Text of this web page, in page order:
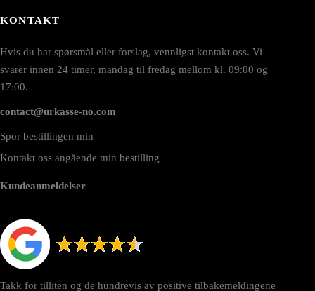
KONTAKT
Hvis du har spørsmål eller forslag, vennligst kontakt oss. Vi
svarer innen 24 timer, mandag til fredag mellom kl. 09:00 og
17:00.
contact@urkasse-no.com
Spor bestillingen min
Kontakt oss angående min bestilling
Kundeanmeldelser
Takk for tilliten og de hundrevis av positive tilbakemeldingene